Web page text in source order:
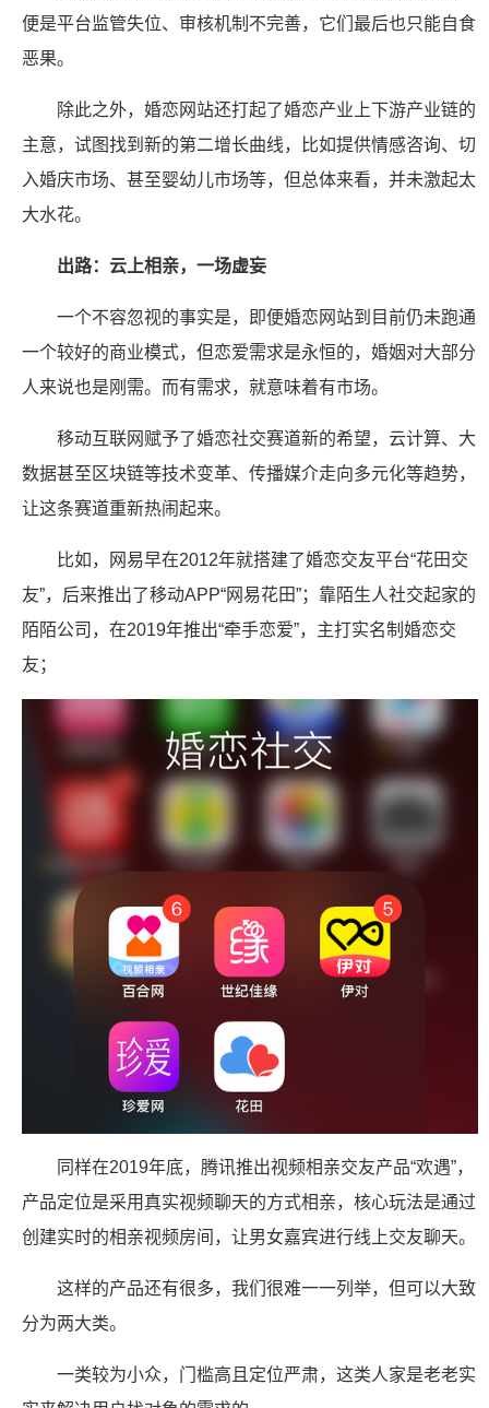
便是平台监管失位、审核机制不完善，它们最后也只能自食
恶果。
除此之外，婚恋网站还打起了婚恋产业上下游产业链的
主意，试图找到新的第二增长曲线，比如提供情感咨询、切
入婚庆市场、甚至婴幼儿市场等，但总体来看，并未激起太
大水花。
出路：云上相亲，一场虚妄
一个不容忽视的事实是，即便婚恋网站到目前仍未跑通
一个较好的商业模式，但恋爱需求是永恒的，婚姻对大部分
人来说也是刚需。而有需求，就意味着有市场。
移动互联网赋予了婚恋社交赛道新的希望，云计算、大
数据甚至区块链等技术变革、传播媒介走向多元化等趋势，
让这条赛道重新热闹起来。
比如，网易早在2012年就搭建了婚恋交友平台“花田交
友”，后来推出了移动APP“网易花田”；靠陌生人社交起家的
陌陌公司，在2019年推出“牵手恋爱”，主打实名制婚恋交
友；
同样在2019年底，腾讯推出视频相亲交友产品“欢遇”，
产品定位是采用真实视频聊天的方式相亲，核心玩法是通过
创建实时的相亲视频房间，让男女嘉宾进行线上交友聊天。
这样的产品还有很多，我们很难一一列举，但可以大致
分为两大类。
一类较为小众，门槛高且定位严肃，这类人家是老老实